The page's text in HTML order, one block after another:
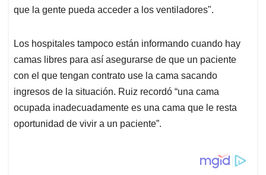
que la gente pueda acceder a los ventiladores".
Los hospitales tampoco están informando cuando hay
camas libres para así asegurarse de que un paciente
con el que tengan contrato use la cama sacando
ingresos de la situación. Ruiz recordó “una cama
ocupada inadecuadamente es una cama que le resta
oportunidad de vivir a un paciente”.